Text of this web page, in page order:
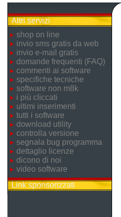
Altri servizi
shop on line
invio sms gratis da web
invio e-mail gratis
domande frequenti (FAQ)
commenti ai software
specifiche tecniche
software non m8k
i più cliccati
ultimi inserimenti
tutti i software
download utility
controlla versione
segnala bug programma
dettaglio licenze
dicono di noi
video software
Link sponsorizzati